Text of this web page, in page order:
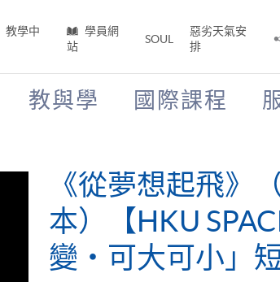
教學中
學員網
站
SOUL
惡劣天氣安
排
教與學 國際課程
《山外有山，停
當下》【HKU
變‧可大可小」短